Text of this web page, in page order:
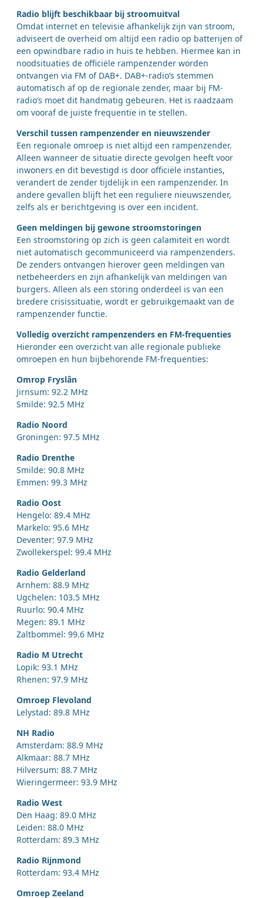
Radio blijft beschikbaar bij stroomuitval
Omdat internet en televisie afhankelijk zijn van stroom,
adviseert de overheid om altijd een radio op batterijen of
een opwindbare radio in huis te hebben. Hiermee kan in
noodsituaties de officiële rampenzender worden
ontvangen via FM of DAB+. DAB+-radio’s stemmen
automatisch af op de regionale zender, maar bij FM-
radio’s moet dit handmatig gebeuren. Het is raadzaam
om vooraf de juiste frequentie in te stellen.
Verschil tussen rampenzender en nieuwszender
Een regionale omroep is niet altijd een rampenzender.
Alleen wanneer de situatie directe gevolgen heeft voor
inwoners en dit bevestigd is door officiële instanties,
verandert de zender tijdelijk in een rampenzender. In
andere gevallen blijft het een reguliere nieuwszender,
zelfs als er berichtgeving is over een incident.
Geen meldingen bij gewone stroomstoringen
Een stroomstoring op zich is geen calamiteit en wordt
niet automatisch gecommuniceerd via rampenzenders.
De zenders ontvangen hierover geen meldingen van
netbeheerders en zijn afhankelijk van meldingen van
burgers. Alleen als een storing onderdeel is van een
bredere crisissituatie, wordt er gebruikgemaakt van de
rampenzender functie.
Volledig overzicht rampenzenders en FM-frequenties
Hieronder een overzicht van alle regionale publieke
omroepen en hun bijbehorende FM-frequenties:
Omrop Fryslân
Jirnsum: 92.2 MHz
Smilde: 92.5 MHz
Radio Noord
Groningen: 97.5 MHz
Radio Drenthe
Smilde: 90.8 MHz
Emmen: 99.3 MHz
Radio Oost
Hengelo: 89.4 MHz
Markelo: 95.6 MHz
Deventer: 97.9 MHz
Zwollekerspel: 99.4 MHz
Radio Gelderland
Arnhem: 88.9 MHz
Ugchelen: 103.5 MHz
Ruurlo: 90.4 MHz
Megen: 89.1 MHz
Zaltbommel: 99.6 MHz
Radio M Utrecht
Lopik: 93.1 MHz
Rhenen: 97.9 MHz
Omroep Flevoland
Lelystad: 89.8 MHz
NH Radio
Amsterdam: 88.9 MHz
Alkmaar: 88.7 MHz
Hilversum: 88.7 MHz
Wieringermeer: 93.9 MHz
Radio West
Den Haag: 89.0 MHz
Leiden: 88.0 MHz
Rotterdam: 89.3 MHz
Radio Rijnmond
Rotterdam: 93.4 MHz
Omroep Zeeland